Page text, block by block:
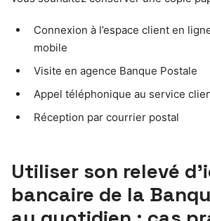
Connexion à l’espace client en
mobile
Visite en agence Banque Postale
Appel téléphonique au service
Réception par courrier postal
Utiliser son relevé
bancaire de la